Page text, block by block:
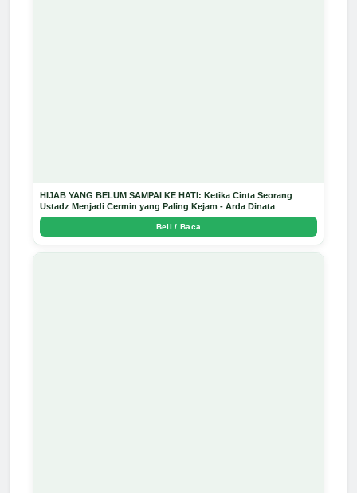
HIJAB YANG BELUM SAMPAI KE HATI: Ketika Cinta Seorang
Ustadz Menjadi Cermin yang Paling Kejam - Arda Dinata
Beli / Baca